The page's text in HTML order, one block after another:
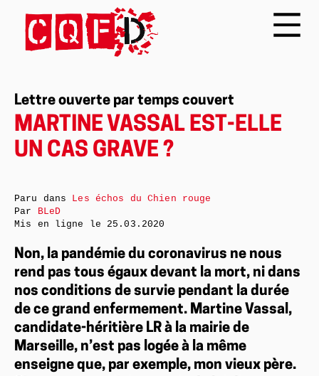
Lettre ouverte par temps couvert
MARTINE VASSAL EST-ELLE
UN CAS GRAVE ?
Non, la pandémie du coronavirus ne nous
rend pas tous égaux devant la mort, ni dans
nos conditions de survie pendant la durée
de ce grand enfermement. Martine Vassal,
candidate-héritière LR à la mairie de
Marseille, n’est pas logée à la même
enseigne que, par exemple, mon vieux père.
Paru dans Les échos du Chien rouge
Par BLeD
Mis en ligne le 25.03.2020